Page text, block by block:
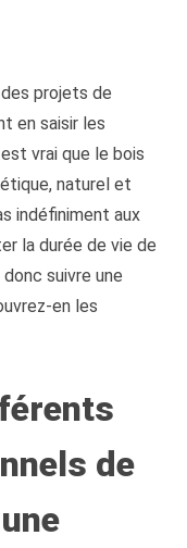
projets de
en saisir les
vrai que le bois
naturel et
indéfiniment aux
la durée de vie de
suivre une
en les
de